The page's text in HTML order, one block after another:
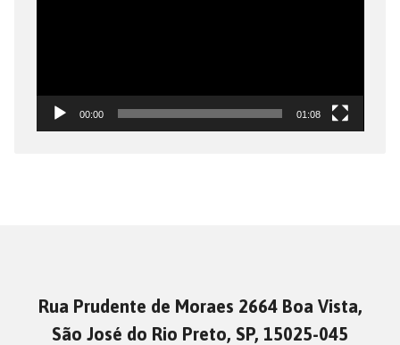
00:00 01:08
Rua Prudente de Moraes 2664 Boa Vista,
São José do Rio Preto, SP, 15025-045